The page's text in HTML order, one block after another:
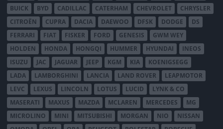
BUICK
BYD CADILLAC CATERHAM CHEVROLET
CHRYSLER
CITROËN
CUPRA DACIA DAEWOO DFSK DODGE
DS
FERRARI
FIAT FISKER FORD GENESIS
GWM WEY
HOLDEN
HONDA HONGQI HUMMER HYUNDAI
INEOS
ISUZU
JAC JAGUAR JEEP KGM KIA
KOENIGSEGG
LADA
LAMBORGHINI LANCIA LAND ROVER
LEAPMOTOR
LEVC
LEXUS LINCOLN LOTUS LUCID
LYNK & CO
MASERATI
MAXUS MAZDA MCLAREN MERCEDES
MG
MICROLINO
MINI MITSUBISHI MORGAN NIO
NISSAN